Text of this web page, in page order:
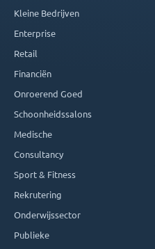
Kleine Bedrijven
Enterprise
Retail
Financiën
Onroerend Goed
Schoonheidssalons
Medische
Consultancy
Sport & Fitness
Rekrutering
Onderwijssector
Publieke